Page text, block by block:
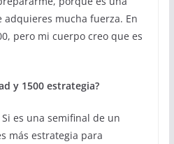
mucha fuerza. En
pero mi cuerpo creo que es
y 1500 estrategia?
es una semifinal de un
más estrategia para